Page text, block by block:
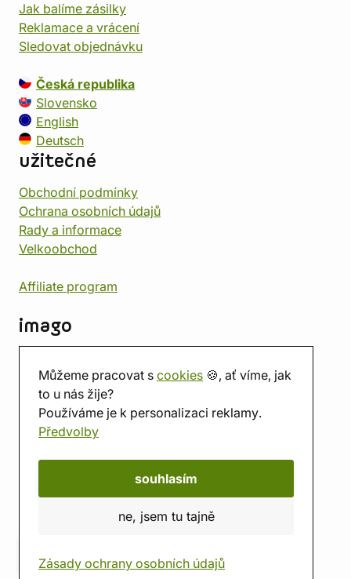
Můžeme pracovat s cookies 🍪, ať víme, jak
to u nás žije?
Používáme je k personalizaci reklamy.
Předvolby
souhlasím
ne, jsem tu tajně
Zásady ochrany osobních údajů
Jak balíme zásilky
Reklamace a vrácení
Sledovat objednávku
Česká republika
Slovensko
English
Deutsch
užitečné
Obchodní podmínky
Ochrana osobních údajů
Rady a informace
Velkoobchod
Affiliate program
imago
Prodejna
Herna
O nás
Hodnocení obchodu